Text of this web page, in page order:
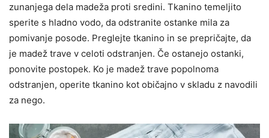
zunanjega dela madeža proti sredini. Tkanino temeljito
sperite s hladno vodo, da odstranite ostanke mila za
pomivanje posode. Preglejte tkanino in se prepričajte, da
je madež trave v celoti odstranjen. Če ostanejo ostanki,
ponovite postopek. Ko je madež trave popolnoma
odstranjen, operite tkanino kot običajno v skladu z navodili
za nego.